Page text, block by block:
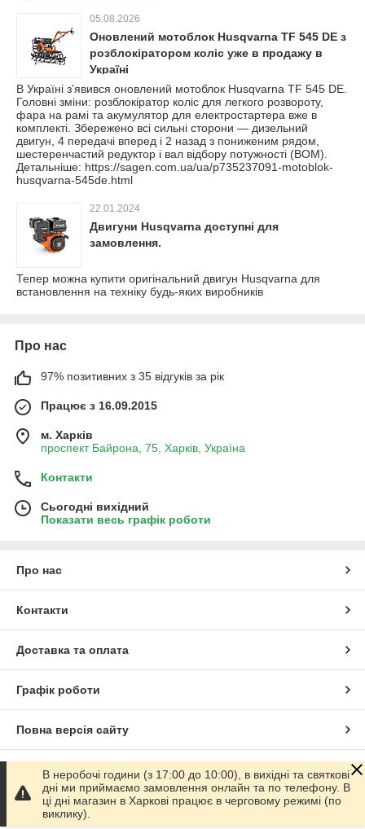
05.08.2026
Оновлений мотоблок Husqvarna TF 545 DE з
розблокіратором коліс уже в продажу в
Україні
В Україні з’явився оновлений мотоблок Husqvarna TF 545 DE.
Головні зміни: розблокіратор коліс для легкого розвороту,
фара на рамі та акумулятор для електростартера вже в
комплекті. Збережено всі сильні сторони — дизельний
двигун, 4 передачі вперед і 2 назад з пониженим рядом,
шестеренчастий редуктор і вал відбору потужності (ВОМ).
Детальніше: https://sagen.com.ua/ua/p735237091-motoblok-
husqvarna-545de.html
22.01.2024
Двигуни Husqvarna доступні для
замовлення.
Тепер можна купити оригінальний двигун Husqvarna для
встановлення на техніку будь-яких виробників
Про нас
97% позитивних з 35 відгуків за рік
Працює з 16.09.2015
м. Харків
проспект Байрона, 75, Харків, Україна
Контакти
Сьогодні вихідний
Показати весь графік роботи
Про нас
Контакти
Доставка та оплата
Графік роботи
Повна версія сайту
Сайт створено на маркетплейсі Prom.ua
Політика конфіденційності
В неробочі години (з 17:00 до 10:00), в вихідні та святкові
дні ми приймаємо замовлення онлайн та по телефону. В
ці дні магазин в Харкові працює в черговому режимі (по
виклику).